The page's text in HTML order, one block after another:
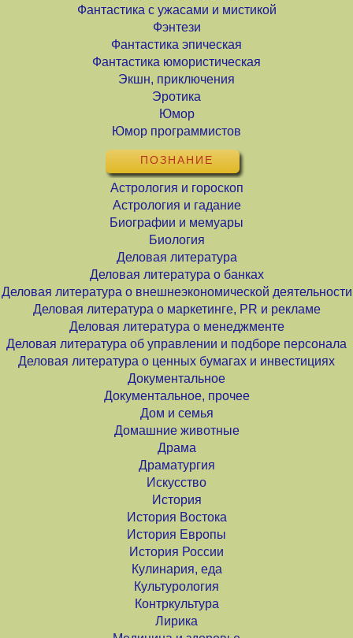
Фантастика с ужасами и мистикой
Фэнтези
Фантастика эпическая
Фантастика юмористическая
Экшн, приключения
Эротика
Юмор
Юмор программистов
ПОЗНАНИЕ
Астрология и гороскоп
Астрология и гадание
Биографии и мемуары
Биология
Деловая литература
Деловая литература о банках
Деловая литература о внешнеэкономической деятельности
Деловая литература о маркетинге, PR и рекламе
Деловая литература о менеджменте
Деловая литература об управлении и подборе персонала
Деловая литература о ценных бумагах и инвестициях
Документальное
Документальное, прочее
Дом и семья
Домашние животные
Драма
Драматургия
Искусство
История
История Востока
История Европы
История России
Кулинария, еда
Культурология
Контркультура
Лирика